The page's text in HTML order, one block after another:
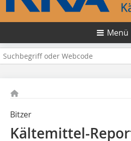
Menü
Bitzer
Kältemittel-